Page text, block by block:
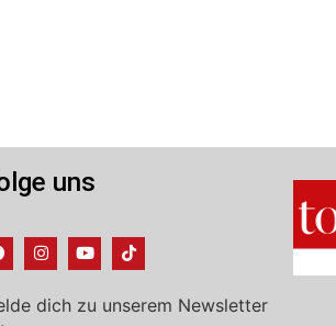
uns
dich zu unserem Newsletter